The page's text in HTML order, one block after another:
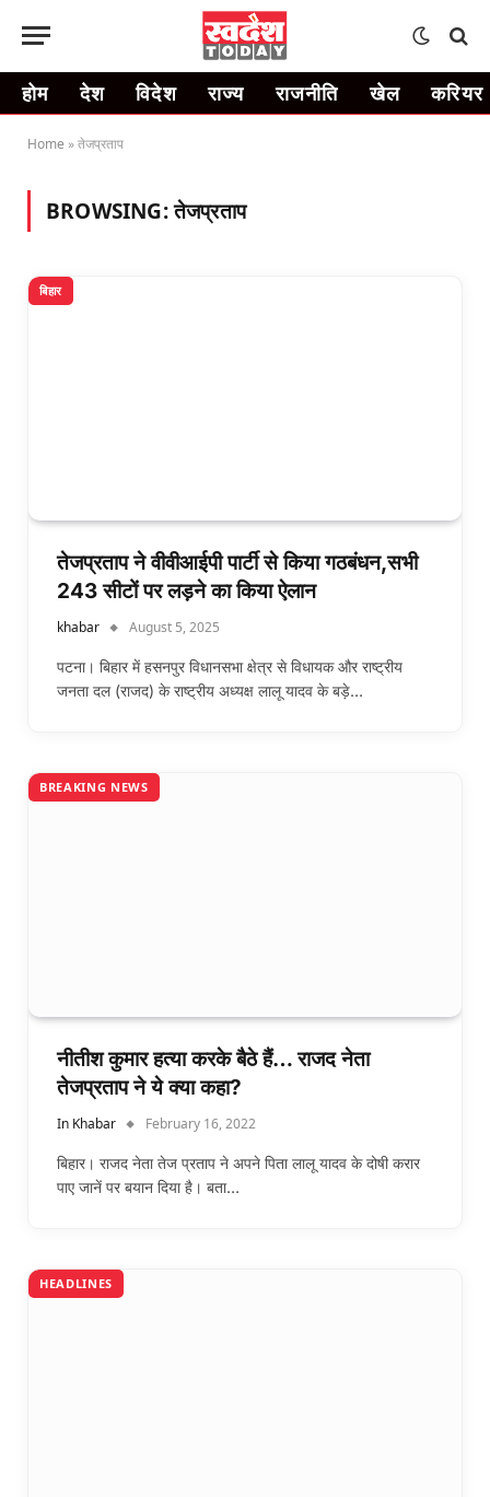
होम देश विदेश राज्य राजनीति खेल करियर
Home »तेजप्रताप
BROWSING:तेजप्रताप
बिहार
तेजप्रताप ने वीवीआईपी पार्टी से किया गठबंधन,सभी
243 सीटों पर लड़ने का किया ऐलान
khabar August 5, 2025
पटना। बिहार में हसनपुर विधानसभा क्षेत्र से विधायक और राष्ट्रीय
जनता दल (राजद) के राष्ट्रीय अध्यक्ष लालू यादव के बड़े…
BREAKING NEWS
नीतीश कुमार हत्या करके बैठे हैं… राजद नेता
तेजप्रताप ने ये क्या कहा?
In Khabar February 16, 2022
बिहार। राजद नेता तेज प्रताप ने अपने पिता लालू यादव के दोषी करार
पाए जानें पर बयान दिया है। बता…
HEADLINES